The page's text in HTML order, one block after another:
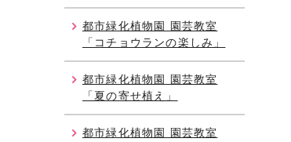
都市緑化植物園 園芸教室
「コチョウランの楽しみ」
都市緑化植物園 園芸教室
「夏の寄せ植え」
都市緑化植物園 園芸教室